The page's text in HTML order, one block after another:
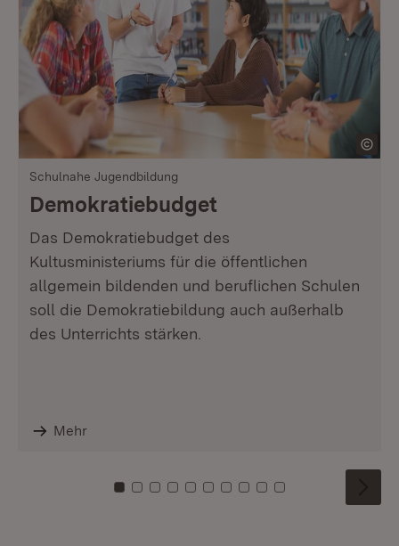
Schulnahe Jugendbildung
Demokratiebudget
Das Demokratiebudget des
Kultusministeriums für die öffentlichen
allgemein bildenden und beruflichen Schulen
soll die Demokratiebildung auch außerhalb
des Unterrichts stärken.
Mehr
Zu Kachel: 0
Zu Kachel: 1
Zu Kachel: 2
Zu Kachel: 3
Zu Kachel: 4
Zu Kachel: 5
Zu Kachel: 6
Zu Kachel: 7
Zu Kachel: 8
Zu Kachel: 9